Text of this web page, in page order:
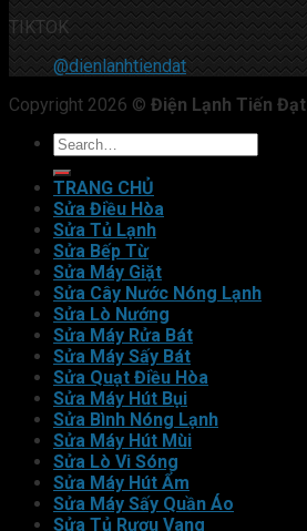
TIKTOK
@dienlanhtiendat
Copyright 2026 © Điện Lạnh Tiến Đạt
TRANG CHỦ
Sửa Điều Hòa
Sửa Tủ Lạnh
Sửa Bếp Từ
Sửa Máy Giặt
Sửa Cây Nước Nóng Lạnh
Sửa Lò Nướng
Sửa Máy Rửa Bát
Sửa Máy Sấy Bát
Sửa Quạt Điều Hòa
Sửa Máy Hút Bụi
Sửa Bình Nóng Lạnh
Sửa Máy Hút Mùi
Sửa Lò Vi Sóng
Sửa Máy Hút Ẩm
Sửa Máy Sấy Quần Áo
Sửa Tủ Rượu Vang